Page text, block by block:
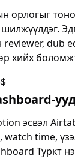
орлогыг
dub
хийх
эсвэл
time,
Туркт